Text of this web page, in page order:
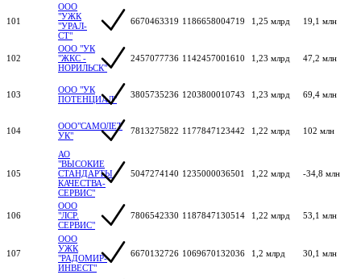
101
ООО
"УЖК
"УРАЛ-
СТ"
6670463319 1186658004719 1,25 млрд 19,1 млн
102
ООО "УК
"ЖКС -
НОРИЛЬСК"
2457077736 1142457001610 1,23 млрд 47,2 млн
103
ООО "УК
ПОТЕНЦИАЛ"
3805735236 1203800010743 1,23 млрд 69,4 млн
104
ООО"САМОЛЕТ
УК"
7813275822 1177847123442 1,22 млрд 102 млн
105
АО
"ВЫСОКИЕ
СТАНДАРТЫ
КАЧЕСТВА-
СЕРВИС"
5047274140 1235000036501 1,22 млрд -34,8 млн
106
ООО
"ЛСР.
СЕРВИС"
7806542330 1187847130514 1,22 млрд 53,1 млн
107
ООО
УЖК
"РАДОМИР-
ИНВЕСТ"
6670132726 1069670132036 1,2 млрд 30,1 млн